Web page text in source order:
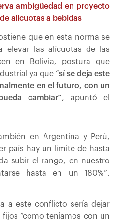
ambigüedad en proyecto
alícuotas a bebidas
que en esta norma se
elevar las alícuotas de las
en Bolivia, postura que
ya que “sí se deja este
en el futuro, con un
cambiar”, apuntó el
en Argentina y Perú,
país hay un límite de hasta
subir el rango, en nuestro
hasta en un 180%”,
a este conflicto sería dejar
“como teníamos con un